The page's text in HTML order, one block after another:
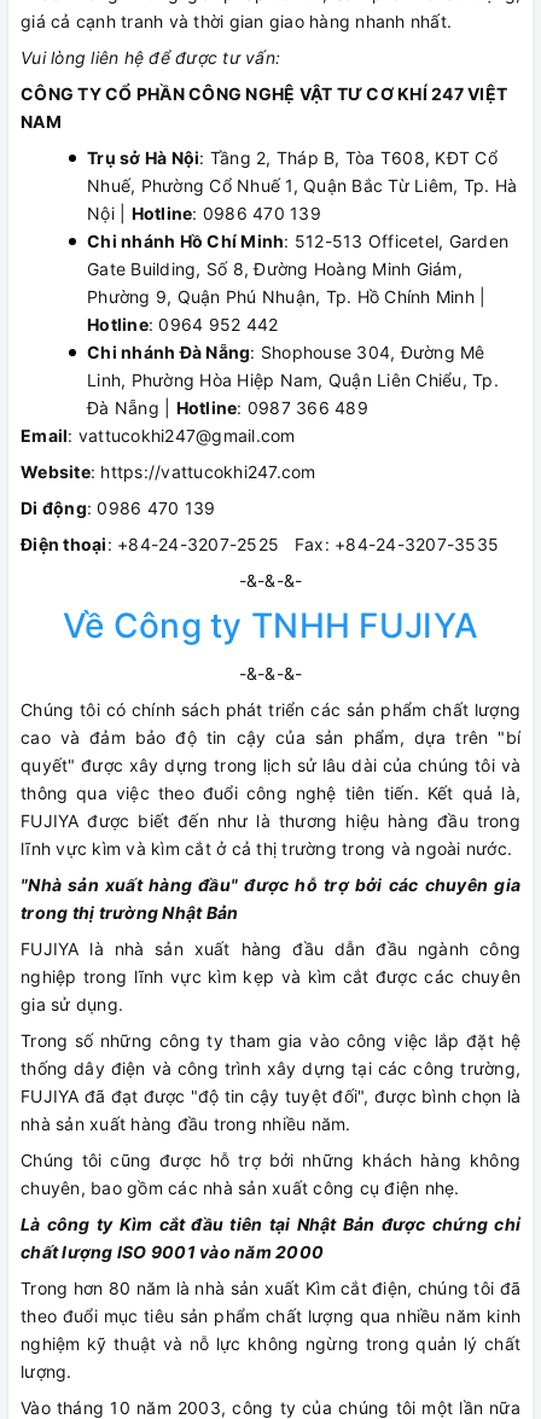
giá cả cạnh tranh và thời gian giao hàng nhanh nhất.
Vui lòng liên hệ để được tư vấn:
CÔNG TY CỔ PHẦN CÔNG NGHỆ VẬT TƯ CƠ KHÍ 247 VIỆT
NAM
Trụ sở Hà Nội: Tầng 2, Tháp B, Tòa T608, KĐT Cổ
Nhuế, Phường Cổ Nhuế 1, Quận Bắc Từ Liêm, Tp. Hà
Nội | Hotline: 0986 470 139
Chi nhánh Hồ Chí Minh: 512-513 Officetel, Garden
Gate Building, Số 8, Đường Hoàng Minh Giám,
Phường 9, Quận Phú Nhuận, Tp. Hồ Chính Minh |
Hotline: 0964 952 442
Chi nhánh Đà Nẵng: Shophouse 304, Đường Mê
Linh, Phường Hòa Hiệp Nam, Quận Liên Chiểu, Tp.
Đà Nẵng | Hotline: 0987 366 489
Email: vattucokhi247@gmail.com
Website: https://vattucokhi247.com
Di động: 0986 470 139
Điện thoại: +84-24-3207-2525 Fax: +84-24-3207-3535
-&-&-&-
Về Công ty TNHH FUJIYA
-&-&-&-
Chúng tôi có chính sách phát triển các sản phẩm chất lượng
cao và đảm bảo độ tin cậy của sản phẩm, dựa trên "bí
quyết" được xây dựng trong lịch sử lâu dài của chúng tôi và
thông qua việc theo đuổi công nghệ tiên tiến. Kết quả là,
FUJIYA được biết đến như là thương hiệu hàng đầu trong
lĩnh vực kìm và kìm cắt ở cả thị trường trong và ngoài nước.
"Nhà sản xuất hàng đầu" được hỗ trợ bởi các chuyên gia
trong thị trường Nhật Bản
FUJIYA là nhà sản xuất hàng đầu dẫn đầu ngành công
nghiệp trong lĩnh vực kìm kẹp và kìm cắt được các chuyên
gia sử dụng.
Trong số những công ty tham gia vào công việc lắp đặt hệ
thống dây điện và công trình xây dựng tại các công trường,
FUJIYA đã đạt được "độ tin cậy tuyệt đối", được bình chọn là
nhà sản xuất hàng đầu trong nhiều năm.
Chúng tôi cũng được hỗ trợ bởi những khách hàng không
chuyên, bao gồm các nhà sản xuất công cụ điện nhẹ.
Là công ty Kìm cắt đầu tiên tại Nhật Bản được chứng chỉ
chất lượng ISO 9001 vào năm 2000
Trong hơn 80 năm là nhà sản xuất Kìm cắt điện, chúng tôi đã
theo đuổi mục tiêu sản phẩm chất lượng qua nhiều năm kinh
nghiệm kỹ thuật và nỗ lực không ngừng trong quản lý chất
lượng.
Vào tháng 10 năm 2003, công ty của chúng tôi một lần nữa